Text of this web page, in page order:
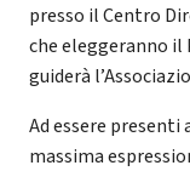
presso il Centro
che eleggeranno il
guiderà
Ad essere presenti
massima